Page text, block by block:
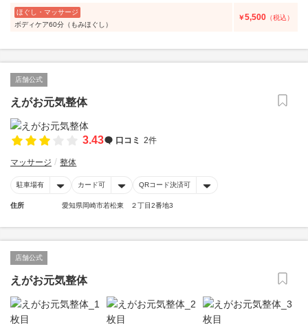
ほぐし・マッサージ
ボディケア60分（もみほぐし）
￥5,500 （税込）
店舗公式
えがお元気整体
3.43 口コミ 2件
マッサージ 整体
駐車場有 カード可 QRコード決済可
住所 愛知県岡崎市若松東 ２丁目2番地3
店舗公式
えがお元気整体